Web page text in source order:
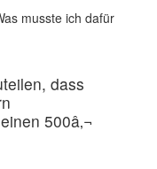
musste ich dafür
dass
500â‚¬